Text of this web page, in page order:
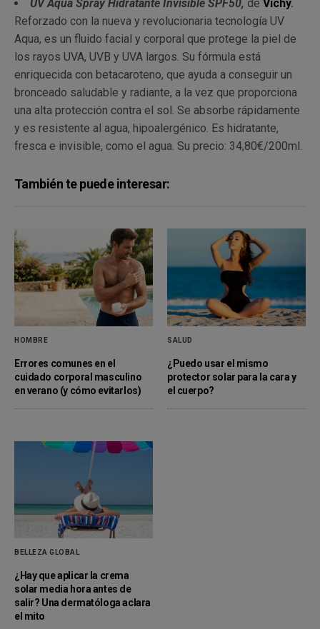
UV Aqua Spray Hidratante Invisible SPF50, de Vichy.
Reforzado con la nueva y revolucionaria tecnología UV
Aqua, es un fluido facial y corporal que protege la piel de
los rayos UVA, UVB y UVA largos. Su fórmula está
enriquecida con betacaroteno, que ayuda a conseguir un
bronceado saludable y radiante, a la vez que proporciona
una alta protección contra el sol. Se absorbe rápidamente
y es resistente al agua, hipoalergénico. Es hidratante,
fresca e invisible, como el agua. Su precio: 34,80€/200ml.
También te puede interesar:
HOMBRE
Errores comunes en el
cuidado corporal masculino
en verano (y cómo evitarlos)
SALUD
¿Puedo usar el mismo
protector solar para la cara y
el cuerpo?
BELLEZA GLOBAL
¿Hay que aplicar la crema
solar media hora antes de
salir? Una dermatóloga aclara
el mito